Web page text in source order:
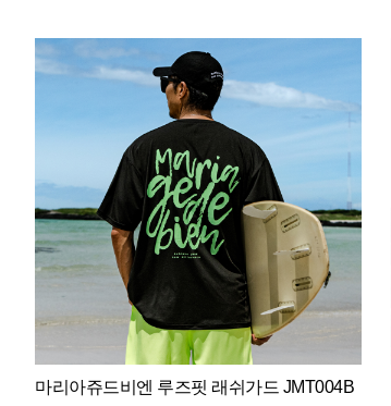
마리아쥬드비엔 루즈핏 래쉬가드 JMT004B